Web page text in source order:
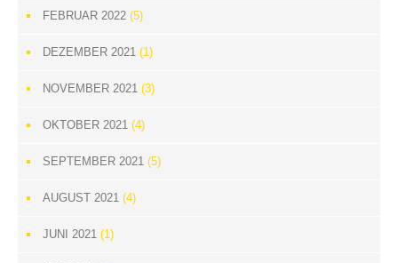
FEBRUAR 2022 (5)
DEZEMBER 2021 (1)
NOVEMBER 2021 (3)
OKTOBER 2021 (4)
SEPTEMBER 2021 (5)
AUGUST 2021 (4)
JUNI 2021 (1)